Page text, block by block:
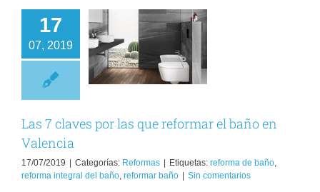
17
07, 2019
7 claves por las
reformar el
en Valencia
Reformas
Las 7 claves por las que reformar el baño en
Valencia
17/07/2019 Categorías: Reformas Etiquetas: reforma de baño,
reforma integral del baño, reformar baño Sin comentarios